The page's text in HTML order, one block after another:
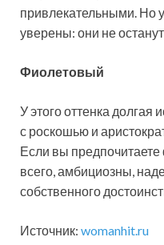
привлекательными. Но
уверены: они не
Фиолетовый
У этого оттенка долгая
с роскошью и
Если вы
всего, амбициозны,
собственного
Источник: womanhit.ru